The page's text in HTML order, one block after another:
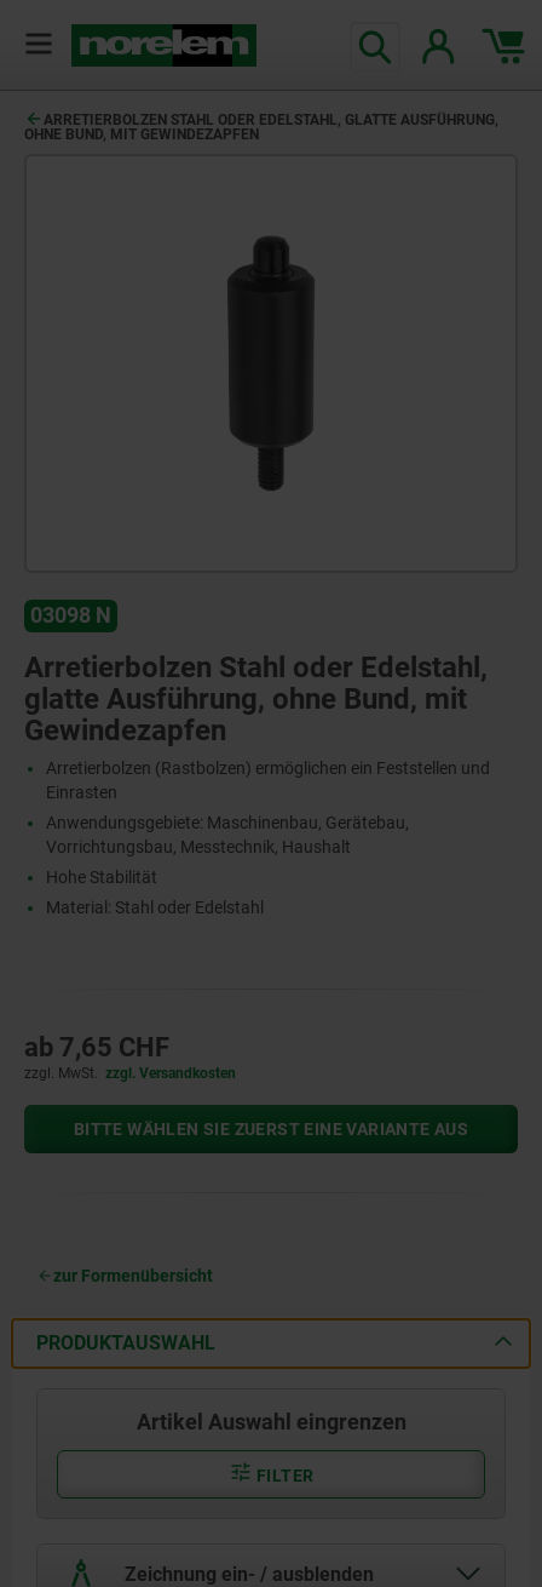
ARRETIERBOLZEN STAHL ODER EDELSTAHL, GLATTE AUSFÜHRUNG,
OHNE BUND, MIT GEWINDEZAPFEN
03098 N
Arretierbolzen Stahl oder Edelstahl,
glatte Ausführung, ohne Bund, mit
Gewindezapfen
Arretierbolzen (Rastbolzen) ermöglichen ein Feststellen und
Einrasten
Anwendungsgebiete: Maschinenbau, Gerätebau,
Vorrichtungsbau, Messtechnik, Haushalt
Hohe Stabilität
Material: Stahl oder Edelstahl
ab 7,65 CHF
zzgl. MwSt. zzgl. Versandkosten
BITTE WÄHLEN SIE ZUERST EINE VARIANTE AUS
zur Formenübersicht
PRODUKTAUSWAHL
Artikel Auswahl eingrenzen
FILTER
Zeichnung ein- / ausblenden